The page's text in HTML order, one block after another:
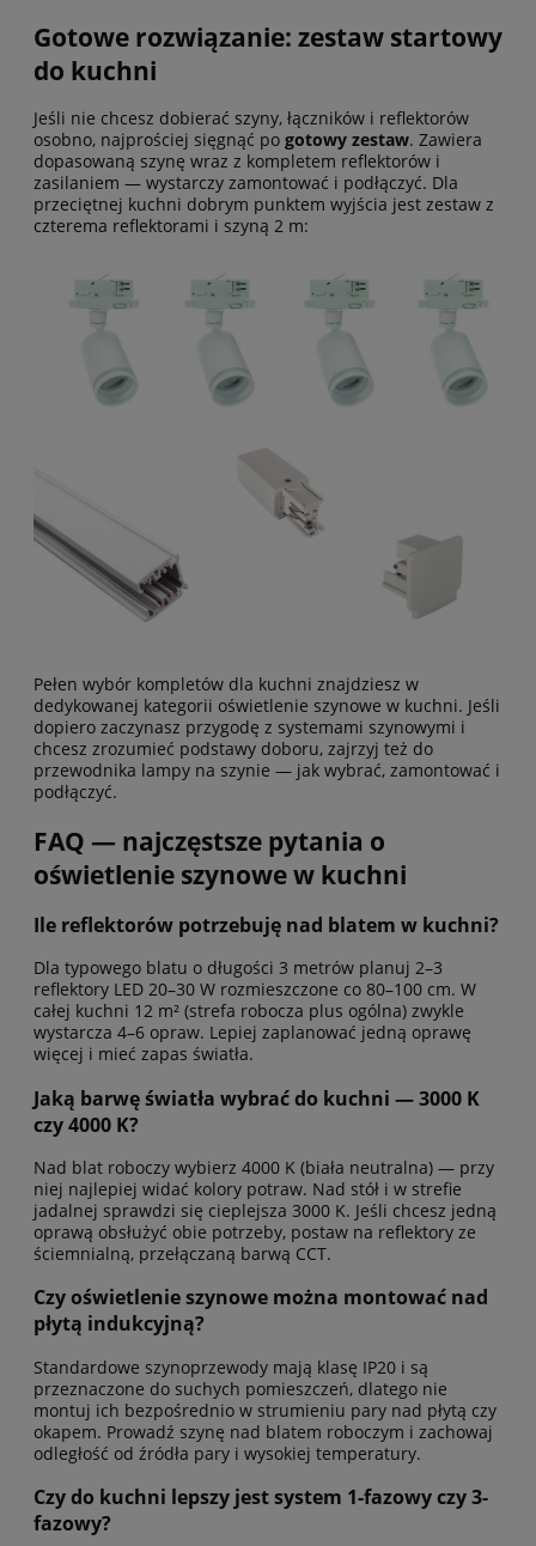
Gotowe rozwiązanie: zestaw startowy
do kuchni
Jeśli nie chcesz dobierać szyny, łączników i reflektorów
osobno, najprościej sięgnąć po gotowy zestaw. Zawiera
dopasowaną szynę wraz z kompletem reflektorów i
zasilaniem — wystarczy zamontować i podłączyć. Dla
przeciętnej kuchni dobrym punktem wyjścia jest zestaw z
czterema reflektorami i szyną 2 m:
Pełen wybór kompletów dla kuchni znajdziesz w
dedykowanej kategorii oświetlenie szynowe w kuchni. Jeśli
dopiero zaczynasz przygodę z systemami szynowymi i
chcesz zrozumieć podstawy doboru, zajrzyj też do
przewodnika lampy na szynie — jak wybrać, zamontować i
podłączyć.
FAQ — najczęstsze pytania o
oświetlenie szynowe w kuchni
Ile reflektorów potrzebuję nad blatem w kuchni?
Dla typowego blatu o długości 3 metrów planuj 2–3
reflektory LED 20–30 W rozmieszczone co 80–100 cm. W
całej kuchni 12 m² (strefa robocza plus ogólna) zwykle
wystarcza 4–6 opraw. Lepiej zaplanować jedną oprawę
więcej i mieć zapas światła.
Jaką barwę światła wybrać do kuchni — 3000 K
czy 4000 K?
Nad blat roboczy wybierz 4000 K (biała neutralna) — przy
niej najlepiej widać kolory potraw. Nad stół i w strefie
jadalnej sprawdzi się cieplejsza 3000 K. Jeśli chcesz jedną
oprawą obsłużyć obie potrzeby, postaw na reflektory ze
ściemnialną, przełączaną barwą CCT.
Czy oświetlenie szynowe można montować nad
płytą indukcyjną?
Standardowe szynoprzewody mają klasę IP20 i są
przeznaczone do suchych pomieszczeń, dlatego nie
montuj ich bezpośrednio w strumieniu pary nad płytą czy
okapem. Prowadź szynę nad blatem roboczym i zachowaj
odległość od źródła pary i wysokiej temperatury.
Czy do kuchni lepszy jest system 1-fazowy czy 3-
fazowy?